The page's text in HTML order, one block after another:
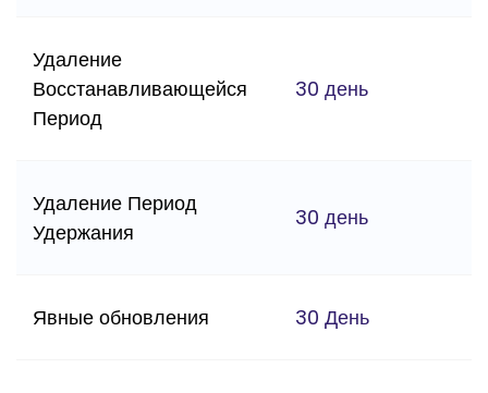
Удаление
Восстанавливающейся
Период
30 день
Удаление Период
Удержания
30 день
Явные обновления 30 День